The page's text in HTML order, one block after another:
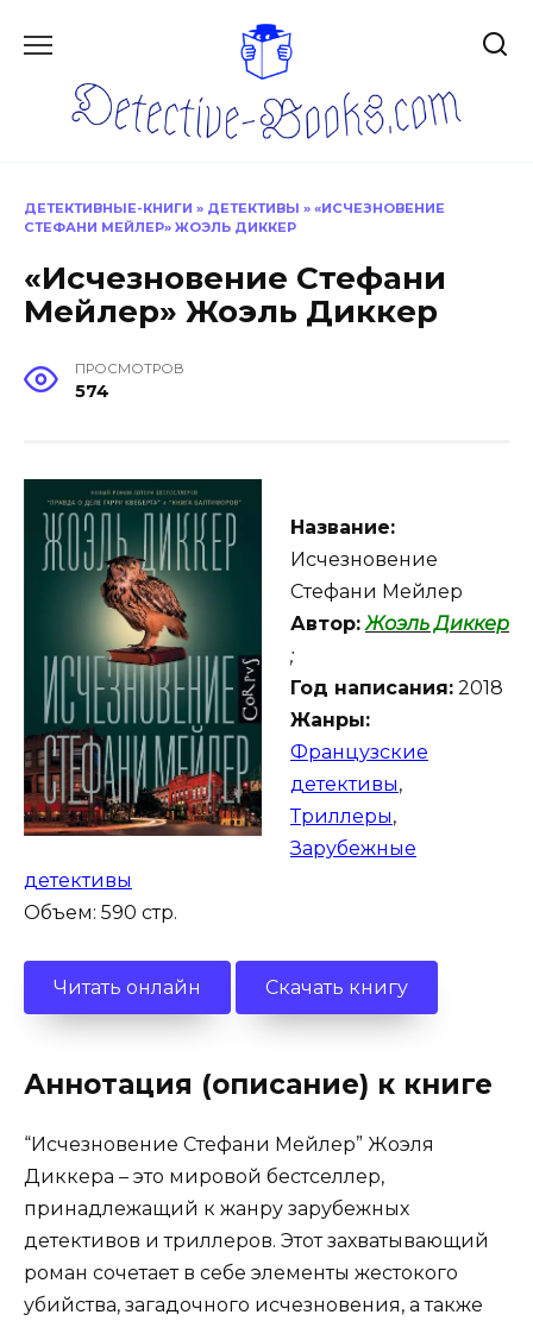
ДЕТЕКТИВНЫЕ-КНИГИ » ДЕТЕКТИВЫ » «ИСЧЕЗНОВЕНИЕ
СТЕФАНИ МЕЙЛЕР» ЖОЭЛЬ ДИККЕР
«Исчезновение Стефани
Мейлер» Жоэль Диккер
ПРОСМОТРОВ
574
Название:
Исчезновение
Стефани Мейлер
Автор: Жоэль Диккер
;
Год написания: 2018
Жанры:
Французские
детективы,
Триллеры,
Зарубежные
детективы
Объем: 590 стр.
Читать онлайн Скачать книгу
Аннотация (описание) к книге
“Исчезновение Стефани Мейлер” Жоэля
Диккера – это мировой бестселлер,
принадлежащий к жанру зарубежных
детективов и триллеров. Этот захватывающий
роман сочетает в себе элементы жестокого
убийства, загадочного исчезновения, а также